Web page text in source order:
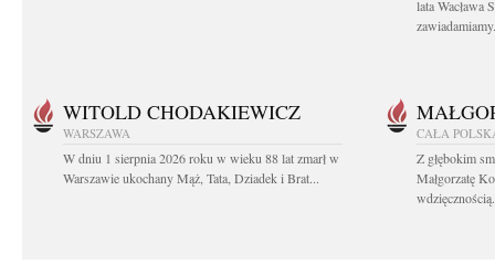
lata Wacława
WITOLD CHODAKIEWICZ
WARSZAWA
W dniu 1 sierpnia 2026 roku w wieku 88 lat zmarł w
Warszawie ukochany Mąż, Tata, Dziadek i Brat...
CAŁA
Z głębokim
Małgorzatę